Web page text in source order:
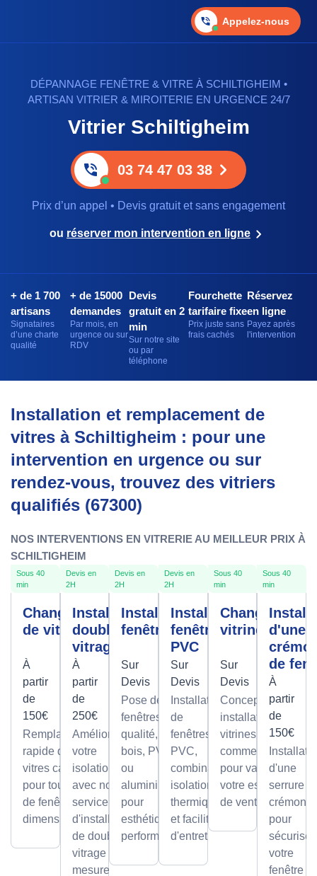
Appelez-nous
DÉPANNAGE FENÊTRE & VITRE À SCHILTIGHEIM •
ARTISAN VITRIER & MIROITERIE EN URGENCE 24/7
Vitrier Schiltigheim
03 74 47 03 38
Prix d’un appel • Devis gratuit et sans engagement
ou réserver mon intervention en ligne
+ de 1 700
artisans
Signataires
d’une charte
qualité
+ de 15000
demandes
Par mois, en
urgence ou sur
RDV
Devis
gratuit en 2
min
Sur notre site
ou par
téléphone
Fourchette
tarifaire fixe
Prix juste sans
frais cachés
Réservez
en ligne
Payez après
l'intervention
Installation et remplacement de
vitres à Schiltigheim : pour une
intervention en urgence ou sur
rendez-vous, trouvez des vitriers
qualifiés (67300)
NOS INTERVENTIONS EN VITRERIE AU MEILLEUR PRIX À
SCHILTIGHEIM
Sous 40
min
Changement
de vitre
À
partir
de
150€
Remplacement
rapide de
vitres cassées,
pour tous types
de fenêtres et
dimensions.
Devis en
2H
Installation
double
vitrage
À
partir
de
250€
Améliorez
votre
isolation
avec notre
service
d'installation
de double
vitrage sur
mesure.
Devis en
2H
Installation
fenêtres
Sur
Devis
Pose de
fenêtres de
qualité, en
bois, PVC
ou
aluminium,
pour
esthétique et
performance.
Devis en
2H
Installation
fenêtre
PVC
Sur
Devis
Installation
de
fenêtres
PVC,
combinant
isolation
thermique
et facilité
d'entretien.
Sous 40
min
Changement
vitrine
Sur
Devis
Conception et
installation de
vitrines
commerciales
pour valoriser
votre espace
de vente.
Sous 40
min
d'une
de
À
partir
de
150€
d'une
serrure à
crémone
pour
sécuriser
votre
fenêtre